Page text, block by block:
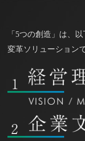
「5つの創造」は、
変革ソリューション